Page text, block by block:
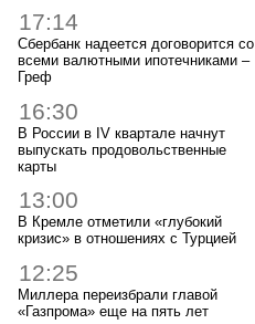
17:14
Сбербанк надеется договорится со
всеми валютными ипотечниками –
Греф
16:30
В России в IV квартале начнут
выпускать продовольственные
карты
13:00
В Кремле отметили «глубокий
кризис» в отношениях с Турцией
12:25
Миллера переизбрали главой
«Газпрома» еще на пять лет